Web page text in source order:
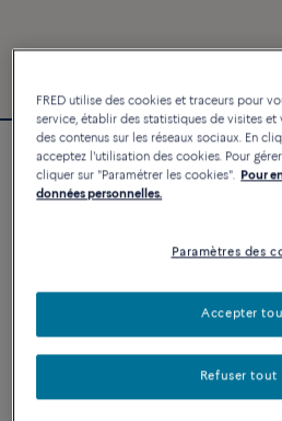
Bracelet Force 10
8 850 €
AJOUTER AU
Disponibilité en boutique
FRED utilise des cookies et traceurs pour
service, établir des statistiques de visites
des contenus sur les réseaux sociaux. En
acceptez l'utilisation des cookies. Pour
cliquer sur "Paramétrer les cookies". Pour
données personnelles.
Paramètres des
Refuser tout
Accepter